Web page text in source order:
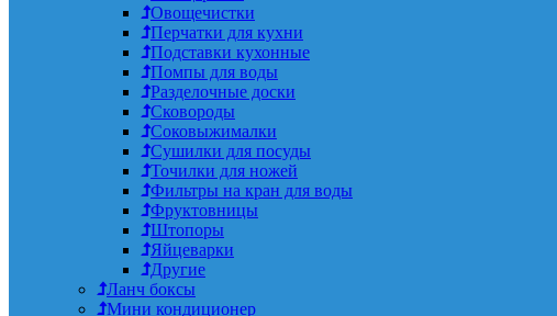
Овощечистки
Перчатки для кухни
Подставки кухонные
Помпы для воды
Разделочные доски
Сковороды
Соковыжималки
Сушилки для посуды
Точилки для ножей
Фильтры на кран для воды
Фруктовницы
Штопоры
Яйцеварки
Другие
Ланч боксы
Мини кондиционер